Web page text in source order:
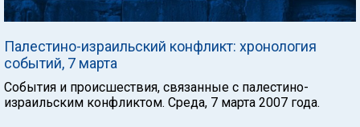
Палестино-израильский конфликт: хронология
событий, 7 марта
События и происшествия, связанные с палестино-
израильским конфликтом. Среда, 7 марта 2007 года.